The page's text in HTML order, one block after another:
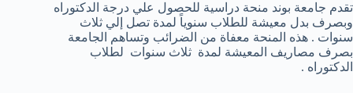
تقدم جامعة بوند منحة دراسية للحصول علي درجة الدكتوراه
وبصرف بدل معيشة للطلاب سنوياً لمدة تصل إلي ثلاث
سنوات . هذه المنحة معفاة من الضرائب وتساهم الجامعة
بصرف مصاريف المعيشة لمدة ثلاث سنوات لطلاب
الدكتوراه .